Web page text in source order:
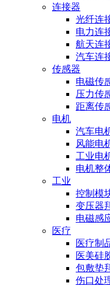
连接器
光纤连
电力连
航天连
汽车连
传感器
电磁传
压力传
距离传
电机
汽车电
风能电
工业电
电机整
工业
控制模
变压器
电磁感
医疗
医疗制
医美硅
包敷垫
伤口处